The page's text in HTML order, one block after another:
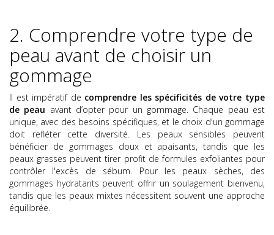
2. Comprendre votre type de
peau avant de choisir un
gommage
Il est impératif de comprendre les spécificités de votre type
de peau avant d’opter pour un gommage. Chaque peau est
unique, avec des besoins spécifiques, et le choix d'un gommage
doit refléter cette diversité. Les peaux sensibles peuvent
bénéficier de gommages doux et apaisants, tandis que les
peaux grasses peuvent tirer profit de formules exfoliantes pour
contrôler l'excès de sébum. Pour les peaux sèches, des
gommages hydratants peuvent offrir un soulagement bienvenu,
tandis que les peaux mixtes nécessitent souvent une approche
équilibrée.